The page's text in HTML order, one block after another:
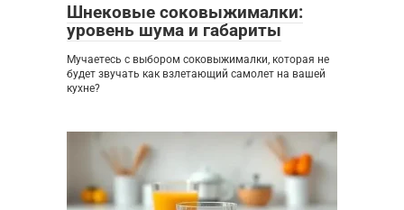
Шнековые соковыжималки:
уровень шума и габариты
Мучаетесь с выбором соковыжималки, которая не
будет звучать как взлетающий самолет на вашей
кухне?